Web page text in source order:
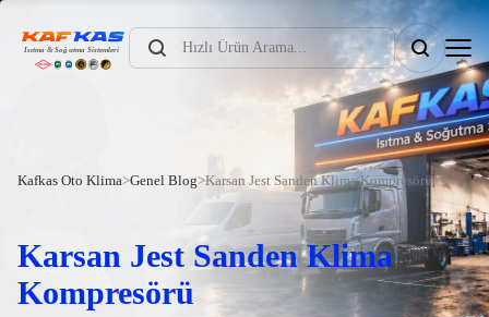
Products
search
Kafkas Oto Klima>Genel Blog>Karsan Jest Sanden Klima Kompresörü
Karsan Jest Sanden Klima
Kompresörü